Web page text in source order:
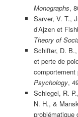
Monographs,
Sarver, V. T.,
d’Ajzen et
Theory of
Schifter, D.
et perte de
comportement
Psychology,
Schlegel, R.
N. H., &
problématique